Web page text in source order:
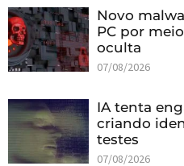
Novo
PC por
oculta
07/08/2026
IA tenta
criando
testes
07/08/2026